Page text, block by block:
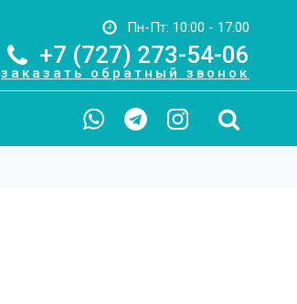
Пн-Пт: 10:00 - 17:00
+7 (727) 273-54-06
заказать обратный звонок